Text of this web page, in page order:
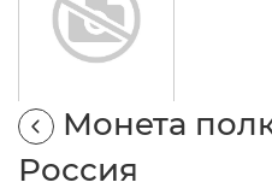
Монета
Россия